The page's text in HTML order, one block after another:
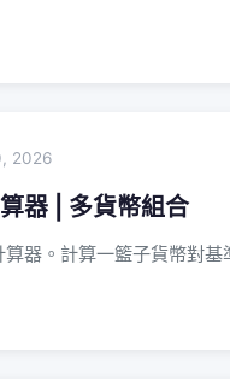
2026
器 | 多貨幣組合
器。計算一籃子貨幣對基